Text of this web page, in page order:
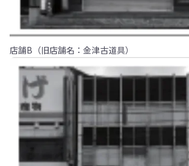
店舗B（旧店舗名：金津古道具）